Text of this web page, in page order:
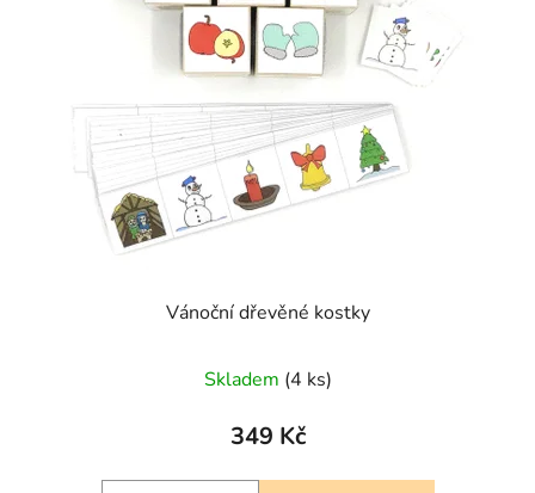
Vánoční dřevěné kostky
Skladem (4 ks)
349 Kč